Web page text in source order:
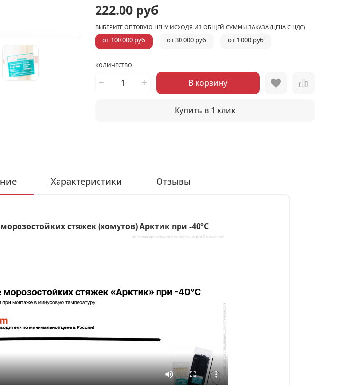
222.00 руб
КОЛИЧЕСТВО
В корзину
Купить в 1 клик
ВЫБЕРИТЕ ОПТОВУЮ ЦЕНУ ИСХОДЯ ИЗ ОБЩЕЙ СУММЫ ЗАКАЗА (ЦЕНА С НДС)
от 100 000 руб от 30 000 руб от 1 000 руб
Характеристики Отзывы
стяжек (хомутов) Арктик при -40°С